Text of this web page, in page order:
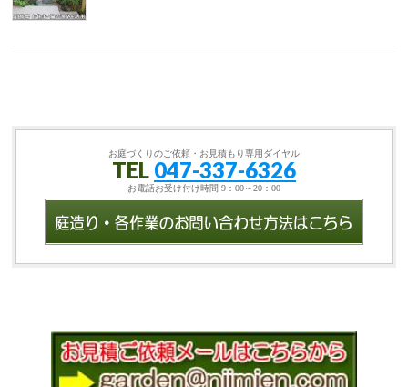
お庭づくりのご依頼・お見積もり専用ダイヤル
TEL 047-337-6326
お電話お受け付け時間 9：00～20：00